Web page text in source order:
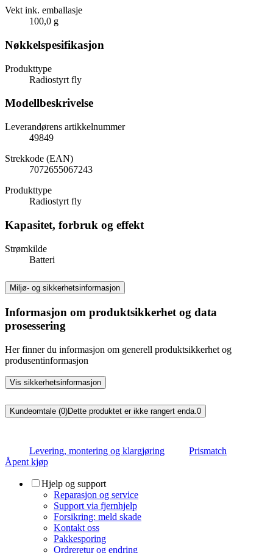
Vekt ink. emballasje
100,0 g
Nøkkelspesifikasjon
Produkttype
Radiostyrt fly
Modellbeskrivelse
Leverandørens artikkelnummer
49849
Strekkode (EAN)
7072655067243
Produkttype
Radiostyrt fly
Kapasitet, forbruk og effekt
Strømkilde
Batteri
Miljø- og sikkerhetsinformasjon
Informasjon om produktsikkerhet og data
prosessering
Her finner du informasjon om generell produktsikkerhet og
produsentinformasjon
Vis sikkerhetsinformasjon
Kundeomtale (0)Dette produktet er ikke rangert enda.0
Levering, montering og klargjøring
Prismatch
Åpent kjøp
Hjelp og support
Reparasjon og service
Support via fjernhjelp
Forsikring: meld skade
Kontakt oss
Pakkesporing
Ordreretur og endring